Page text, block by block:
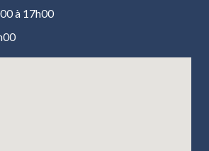
à 17h00